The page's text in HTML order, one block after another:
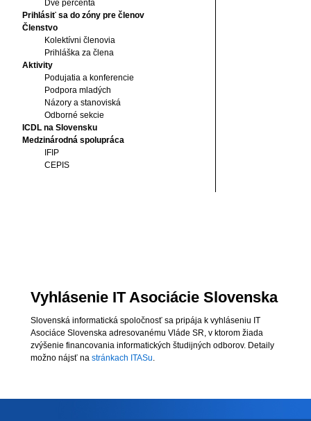
Dve percenta
Prihlásiť sa do zóny pre členov
Členstvo
Kolektívni členovia
Prihláška za člena
Aktivity
Podujatia a konferencie
Podpora mladých
Názory a stanoviská
Odborné sekcie
ICDL na Slovensku
Medzinárodná spolupráca
IFIP
CEPIS
Vyhlásenie IT Asociácie Slovenska
Slovenská informatická spoločnosť sa pripája k vyhláseniu IT
Asociáce Slovenska adresovanému Vláde SR, v ktorom žiada
zvýšenie financovania informatických študijných odborov. Detaily
možno nájsť na stránkach ITASu.